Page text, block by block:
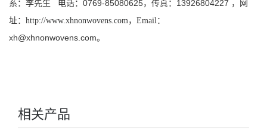
系 ： 李先生 电话：0769-85080625，传真：13926804227 ，
网
址： http://www.xhnonwovens.com，Email：
xh@xhnonwovens.com。
相关产品